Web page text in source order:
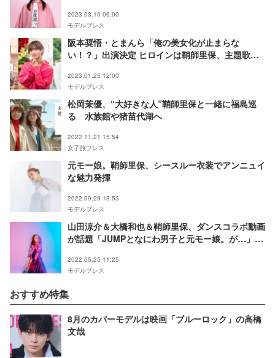
2023.03.10 06:00
モデルプレス
阪本奨悟・とまんら「俺の美女化が止まらな
い！？」出演決定 ヒロインは鞘師里保、主題歌も
2023.01.25 12:00
モデルプレス
松岡茉優、“大好きな人”鞘師里保と一緒に福島巡
る 水族館や猪苗代湖へ
2022.11.21 15:54
女子旅プレス
元モー娘。鞘師里保、シースルー衣装でアンニュイ
な魅力発揮
2022.09.29 13:53
モデルプレス
山田涼介＆大橋和也＆鞘師里保、ダンスコラボ動画
が話題「JUMPとなにわ男子と元モー娘。が…」
2022.05.25 11:25
モデルプレス
おすすめ特集
8月のカバーモデルは映画「ブルーロック」の高橋
文哉